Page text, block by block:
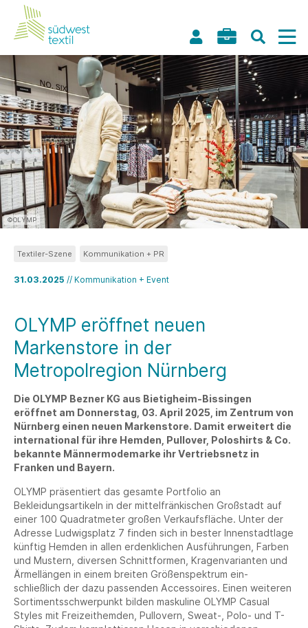
©OLYMP
31.03.2025 // Kommunikation + Event
Textiler-Szene Kommunikation + PR
OLYMP eröffnet neuen
Markenstore in der
Metropolregion Nürnberg
Die OLYMP Bezner KG aus Bietigheim-Bissingen
eröffnet am Donnerstag, 03. April 2025, im Zentrum von
Nürnberg einen neuen Markenstore. Damit erweitert die
international für ihre Hemden, Pullover, Poloshirts & Co.
bekannte Männermodemarke ihr Vertriebsnetz in
Franken und Bayern.
OLYMP präsentiert das gesamte Portfolio an
Bekleidungsartikeln in der mittelfränkischen Großstadt auf
einer 100 Quadratmeter großen Verkaufsfläche. Unter der
Adresse Ludwigsplatz 7 finden sich in bester Innenstadtlage
künftig Hemden in allen erdenklichen Ausführungen, Farben
und Mustern, diversen Schnittformen, Kragenvarianten und
Ärmellängen in einem breiten Größenspektrum ein-
schließlich der dazu passenden Accessoires. Einen weiteren
Sortimentsschwerpunkt bilden maskuline OLYMP Casual
Styles mit Freizeithemden, Pullovern, Sweat-, Polo- und T-